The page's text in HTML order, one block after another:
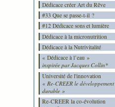
Dédicace créer Art du Rêve
#33 Que se passe-t-il ?
#12 Dédicace sons et lumière
Dédicace à la micronutrition
Dédicace à la Nutrivitalité
« Dédicace à l’eau »
inspirée par Jacques Collin*
Université de l'innovation
« Re-CREER le développement
durable »
Re-CREER la co-évolution